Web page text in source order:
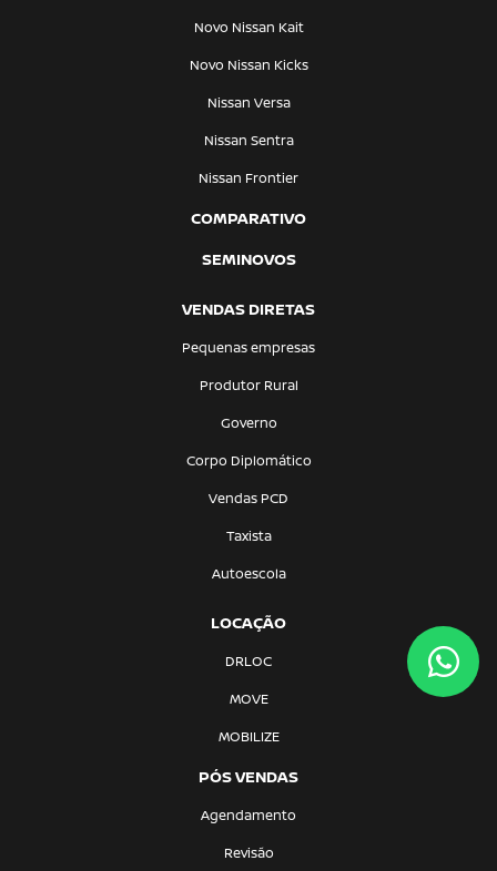
Novo Nissan Kait
Novo Nissan Kicks
Nissan Versa
Nissan Sentra
Nissan Frontier
COMPARATIVO
SEMINOVOS
VENDAS DIRETAS
Pequenas empresas
Produtor Rural
Governo
Corpo Diplomático
Vendas PCD
Taxista
Autoescola
LOCAÇÃO
DRLOC
MOVE
MOBILIZE
PÓS VENDAS
Agendamento
Revisão